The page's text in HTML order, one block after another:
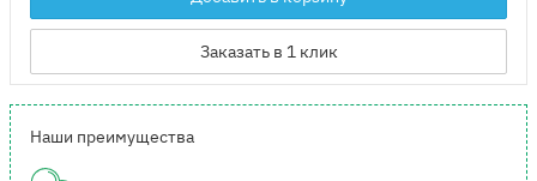
Заказать в 1 клик
Наши преимущества